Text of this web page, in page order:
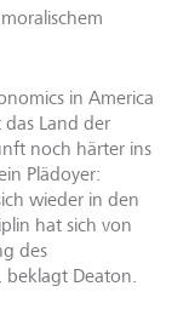
in America
Land der
noch härter ins
Plädoyer:
wieder in den
hat sich von
des
beklagt Deaton.